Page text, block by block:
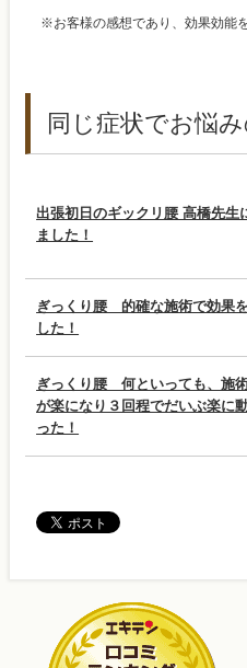
※お客様の感想であり、効果効能
同じ症状でお悩
出張初日のギックリ腰 高橋先生
ました！
ぎっくり腰 的確な施術で効果
した！
ぎっくり腰 何といっても、施
が楽になり３回程でだいぶ楽に
った！